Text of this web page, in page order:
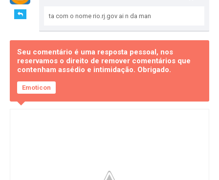
ta com o nome rio.rj.gov ai n da man
Seu comentário é uma resposta pessoal, nos
reservamos o direito de remover comentários que
contenham assédio e intimidação. Obrigado.
Emoticon